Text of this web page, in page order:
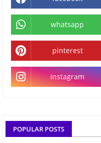
whatsapp
pinterest
instagram
POPULAR POSTS